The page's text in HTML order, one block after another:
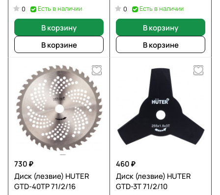
0 Есть в наличии
В корзину
В корзине
0 Есть в наличии
В корзину
В корзине
730 ₽
Диск (лезвие) HUTER
GTD-40TP 71/2/16
460 ₽
Диск (лезвие) HUTER
GTD-3T 71/2/10